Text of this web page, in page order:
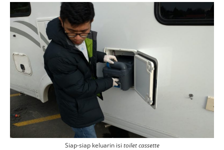
Siap-siap keluarin isi toilet cassette